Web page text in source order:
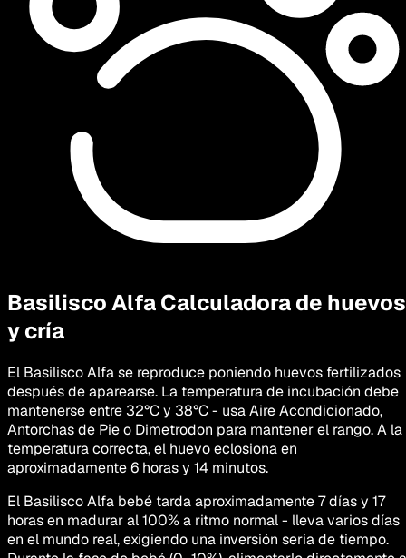
Basilisco AlfaCalculadora de huevos
y cría
El Basilisco Alfa se reproduce poniendo huevos fertilizados
después de aparearse. La temperatura de incubación debe
mantenerse entre 32°C y 38°C - usa Aire Acondicionado,
Antorchas de Pie o Dimetrodon para mantener el rango. A la
temperatura correcta, el huevo eclosiona en
aproximadamente 6 horas y 14 minutos.
El Basilisco Alfa bebé tarda aproximadamente 7 días y 17
horas en madurar al 100% a ritmo normal - lleva varios días
en el mundo real, exigiendo una inversión seria de tiempo.